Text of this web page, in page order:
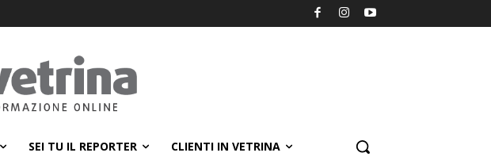
SEI TU IL REPORTER CLIENTI IN VETRINA